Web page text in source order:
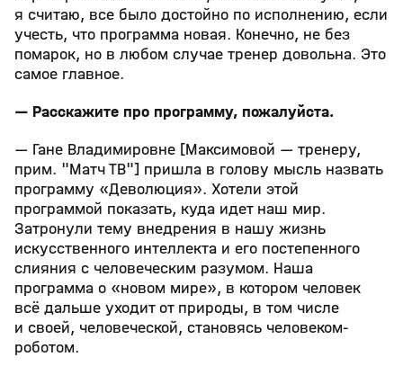
я считаю, все было достойно по исполнению, если
учесть, что программа новая. Конечно, не без
помарок, но в любом случае тренер довольна. Это
самое главное.
— Расскажите про программу, пожалуйста.
— Гане Владимировне [Максимовой — тренеру,
прим. "Матч ТВ"] пришла в голову мысль назвать
программу «Деволюция». Хотели этой
программой показать, куда идет наш мир.
Затронули тему внедрения в нашу жизнь
искусственного интеллекта и его постепенного
слияния с человеческим разумом. Наша
программа о «новом мире», в котором человек
всё дальше уходит от природы, в том числе
и своей, человеческой, становясь человеком-
роботом.